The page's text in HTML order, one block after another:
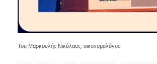
Του Μαρκουλής Νικόλαος, οικονομολόγος